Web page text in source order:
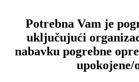
Potrebna Vam je
uključujući
nabavku pogrebne
upokojene/